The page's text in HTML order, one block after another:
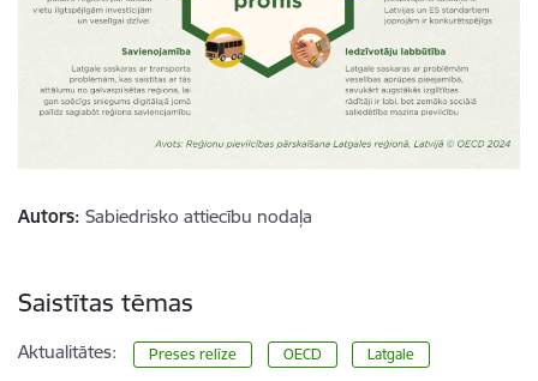
Autors: Sabiedrisko attiecību nodaļa
Saistītas tēmas
Aktualitātes: Preses relīze OECD Latgale